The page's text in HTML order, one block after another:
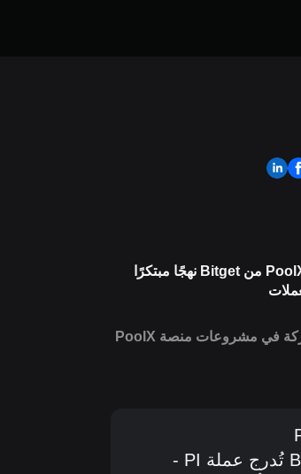
تقدم منصة PoolX من Bitget نهجًا مبتكرًا
كيفية المشاركة في مشروعات منصة PoolX
منصة Bitget تُدرج عملة PI -